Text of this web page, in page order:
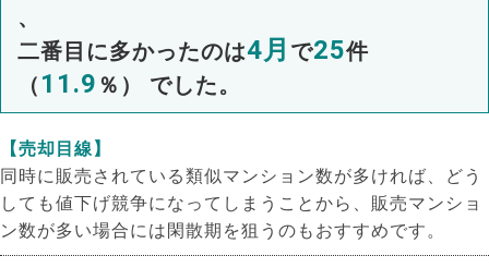
、
二番目に多かったのは4月 で25件
（ 11.9 ％） でした。
【売却目線】
同時に販売されている類似マンション数が多ければ、どう
しても値下げ競争になってしまうことから、販売マンショ
ン数が多い場合には閑散期を狙うのもおすすめです。